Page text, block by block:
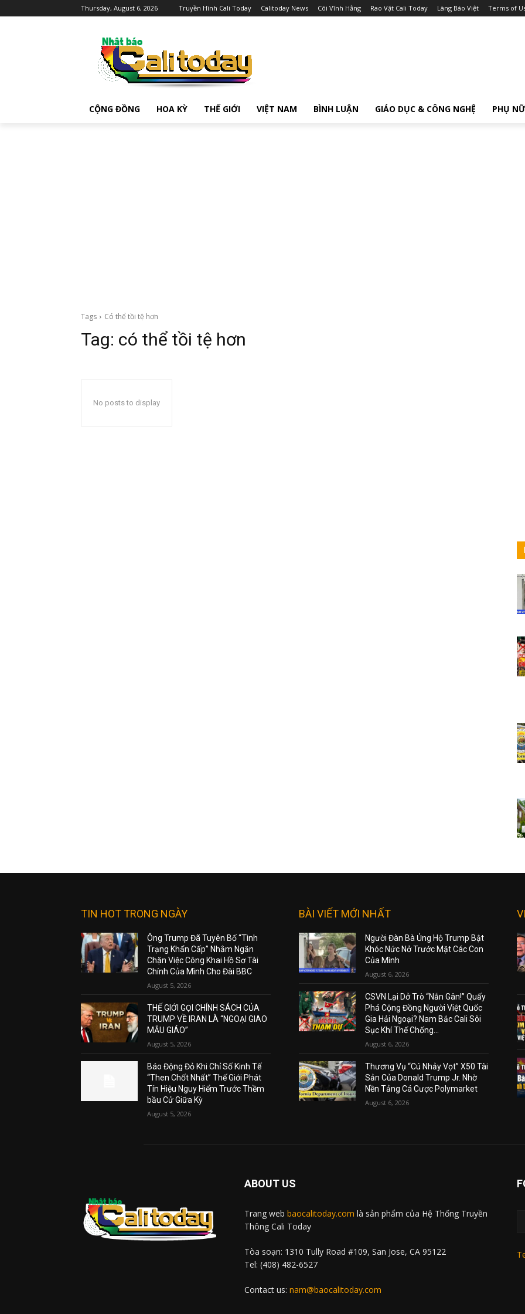
Thursday, August 6, 2026 Truyền Hình Cali Today Calitoday News Cõi Vĩnh Hằng Rao Vặt Cali Today Làng Báo Việt Terms of
CỘNG ĐỒNG HOA KỲ THẾ GIỚI VIỆT NAM BÌNH LUẬN GIÁO DỤC & CÔNG NGHỆ PHỤ NỮ
Tags Có thể tồi tệ hơn
Tag: có thể tồi tệ hơn
No posts to display
TIN HOT TRONG NGÀY
Ông Trump Đã Tuyên Bố “Tình
Trạng Khẩn Cấp” Nhằm Ngăn
Chặn Việc Công Khai Hồ Sơ Tài
Chính Của Mình Cho Đài BBC
August 5, 2026
THẾ GIỚI GỌI CHÍNH SÁCH CỦA
TRUMP VỀ IRAN LÀ “NGOẠI GIAO
MẪU GIÁO”
August 5, 2026
Báo Động Đỏ Khi Chỉ Số Kinh Tế
“Then Chốt Nhất” Thế Giới Phát
Tín Hiệu Nguy Hiểm Trước Thềm
bầu Cử Giữa Kỳ
August 5, 2026
BÀI VIẾT MỚI NHẤT
Người Đàn Bà Ủng Hộ Trump Bật
Khóc Nức Nở Trước Mặt Các Con
Của Mình
August 6, 2026
CSVN Lại Dở Trò “Nắn Gân!” Quấy
Phá Cộng Đồng Người Việt Quốc
Gia Hải Ngoại? Nam Bắc Cali Sôi
Sục Khí Thế Chống...
August 6, 2026
Thương Vụ “Cú Nhảy Vọt” X50 Tài
Sản Của Donald Trump Jr. Nhờ
Nền Tảng Cá Cược Polymarket
August 6, 2026
ABOUT US
Trang web baocalitoday.com là sản phẩm của Hệ Thống Truyền
Thông Cali Today
Tòa soạn: 1310 Tully Road #109, San Jose, CA 95122
Tel: (408) 482-6527
Contact us: nam@baocalitoday.com